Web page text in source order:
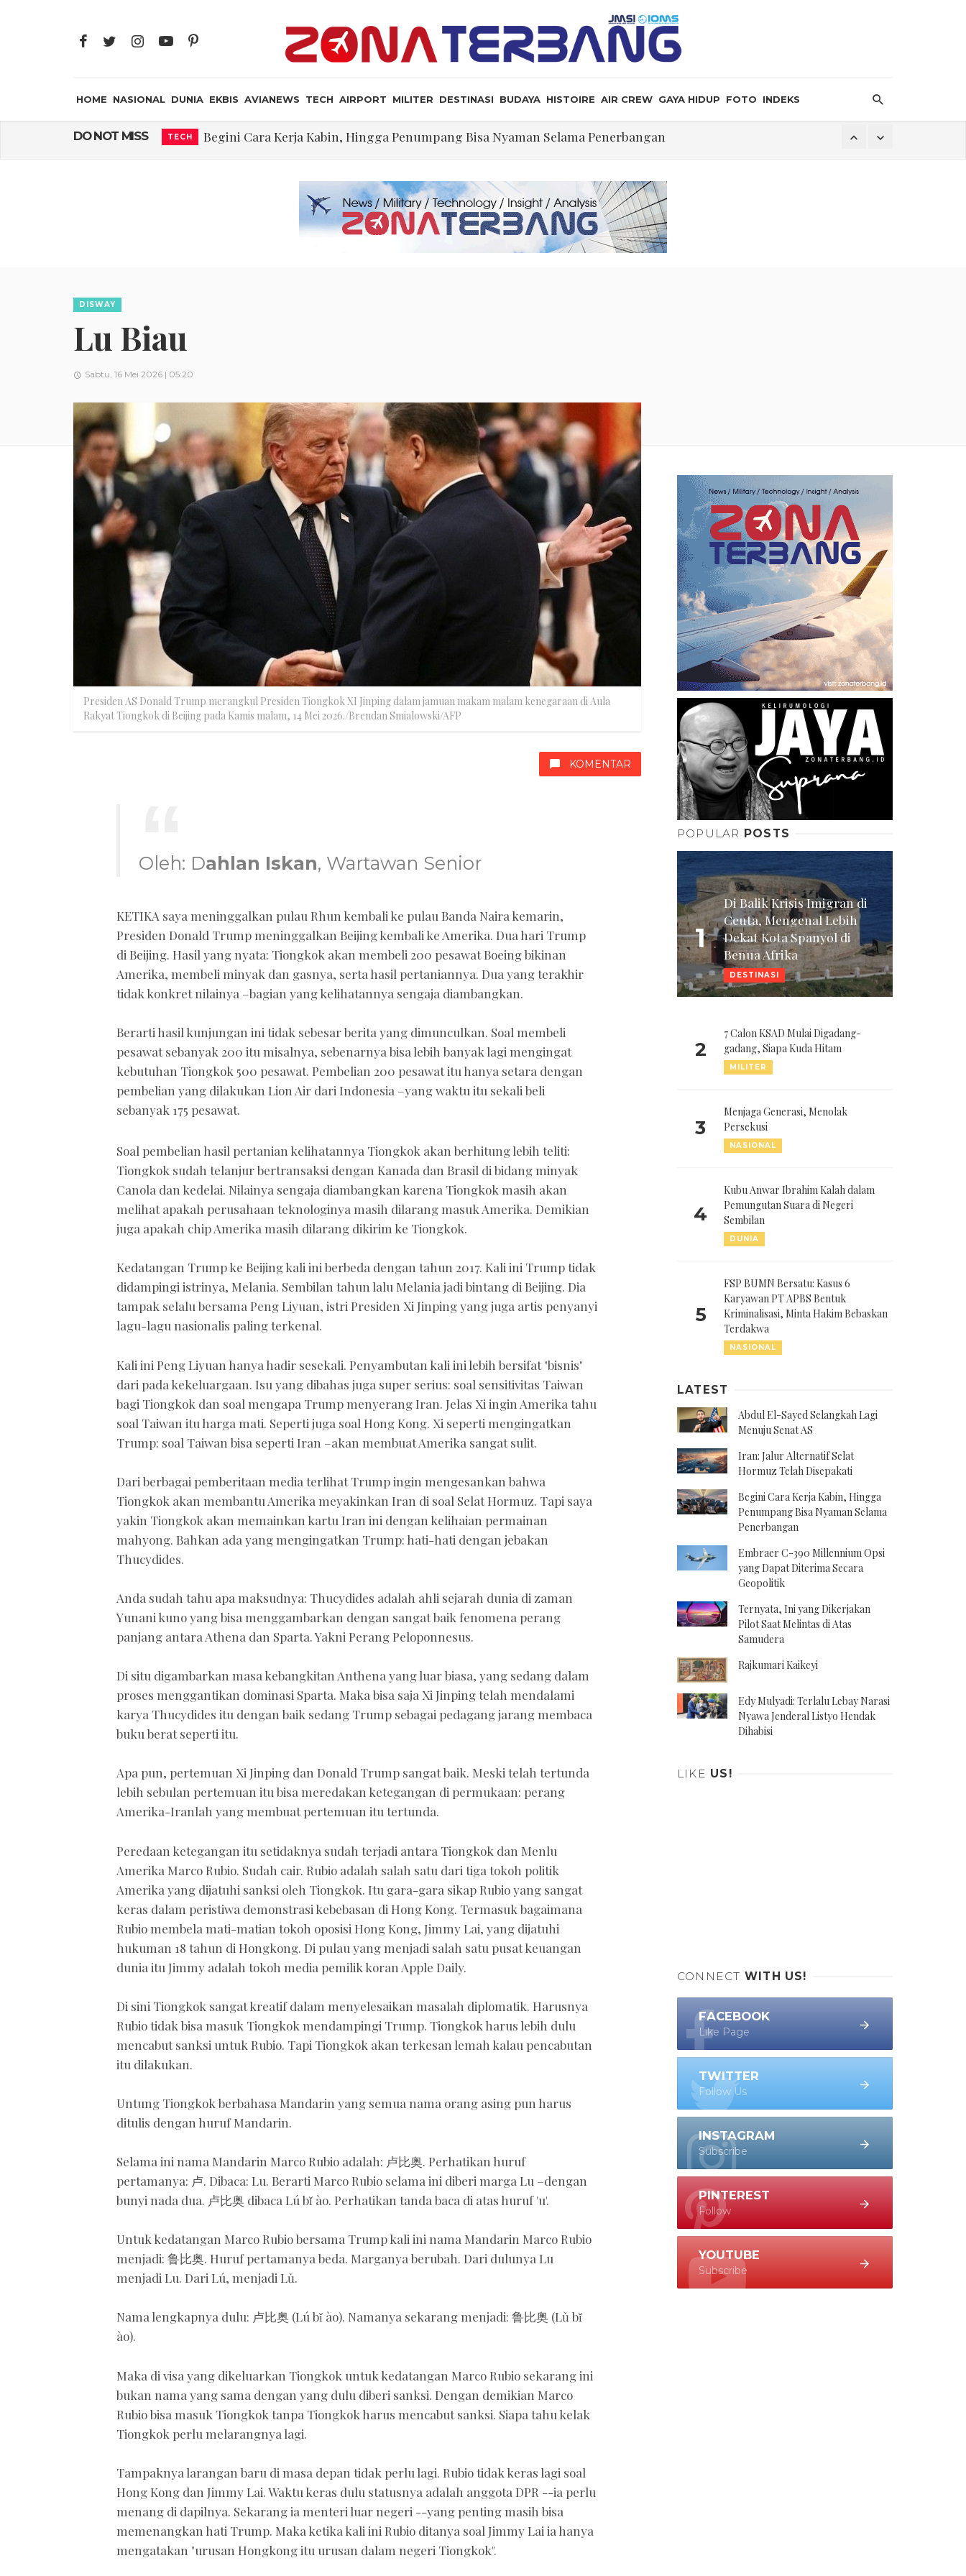
HOME NASIONAL DUNIA EKBIS AVIANEWS TECH AIRPORT MILITER DESTINASI BUDAYA HISTOIRE AIR CREW GAYA HIDUP FOTO INDEKS
DO NOT MISS TECH Begini Cara Kerja Kabin, Hingga Penumpang Bisa Nyaman Selama Penerbangan
Ternyata, Ini yang Dikerjakan Pilot Saat Melintas di Atas Samudera
Rajkumari Kaikeyi
Edy Mulyadi: Terlalu Lebay Narasi Nyawa Jenderal Listyo Hendak Dihabisi
Abdul El-Sayed Selangkah Lagi Menuju Senat AS
DISWAY
Lu Biau
Sabtu, 16 Mei 2026 | 05:20
Presiden AS Donald Trump merangkul Presiden Tiongkok XI Jinping dalam jamuan makam malam kenegaraan di Aula
Rakyat Tiongkok di Beijing pada Kamis malam, 14 Mei 2026./Brendan Smialowski/AFP
KOMENTAR
Oleh: Dahlan Iskan, Wartawan Senior
KETIKA saya meninggalkan pulau Rhun kembali ke pulau Banda Naira kemarin,
Presiden Donald Trump meninggalkan Beijing kembali ke Amerika. Dua hari Trump
di Beijing. Hasil yang nyata: Tiongkok akan membeli 200 pesawat Boeing bikinan
Amerika, membeli minyak dan gasnya, serta hasil pertaniannya. Dua yang terakhir
tidak konkret nilainya –bagian yang kelihatannya sengaja diambangkan.
Berarti hasil kunjungan ini tidak sebesar berita yang dimunculkan. Soal membeli
pesawat sebanyak 200 itu misalnya, sebenarnya bisa lebih banyak lagi mengingat
kebutuhan Tiongkok 500 pesawat. Pembelian 200 pesawat itu hanya setara dengan
pembelian yang dilakukan Lion Air dari Indonesia –yang waktu itu sekali beli
sebanyak 175 pesawat.
Soal pembelian hasil pertanian kelihatannya Tiongkok akan berhitung lebih teliti:
Tiongkok sudah telanjur bertransaksi dengan Kanada dan Brasil di bidang minyak
Canola dan kedelai. Nilainya sengaja diambangkan karena Tiongkok masih akan
melihat apakah perusahaan teknologinya masih dilarang masuk Amerika. Demikian
juga apakah chip Amerika masih dilarang dikirim ke Tiongkok.
Kedatangan Trump ke Beijing kali ini berbeda dengan tahun 2017. Kali ini Trump tidak
didampingi istrinya, Melania. Sembilan tahun lalu Melania jadi bintang di Beijing. Dia
tampak selalu bersama Peng Liyuan, istri Presiden Xi Jinping yang juga artis penyanyi
lagu-lagu nasionalis paling terkenal.
Kali ini Peng Liyuan hanya hadir sesekali. Penyambutan kali ini lebih bersifat "bisnis"
dari pada kekeluargaan. Isu yang dibahas juga super serius: soal sensitivitas Taiwan
bagi Tiongkok dan soal mengapa Trump menyerang Iran. Jelas Xi ingin Amerika tahu
soal Taiwan itu harga mati. Seperti juga soal Hong Kong. Xi seperti mengingatkan
Trump: soal Taiwan bisa seperti Iran –akan membuat Amerika sangat sulit.
Dari berbagai pemberitaan media terlihat Trump ingin mengesankan bahwa
Tiongkok akan membantu Amerika meyakinkan Iran di soal Selat Hormuz. Tapi saya
yakin Tiongkok akan memainkan kartu Iran ini dengan kelihaian permainan
mahyong. Bahkan ada yang mengingatkan Trump: hati-hati dengan jebakan
Thucydides.
Anda sudah tahu apa maksudnya: Thucydides adalah ahli sejarah dunia di zaman
Yunani kuno yang bisa menggambarkan dengan sangat baik fenomena perang
panjang antara Athena dan Sparta. Yakni Perang Peloponnesus.
Di situ digambarkan masa kebangkitan Anthena yang luar biasa, yang sedang dalam
proses menggantikan dominasi Sparta. Maka bisa saja Xi Jinping telah mendalami
karya Thucydides itu dengan baik sedang Trump sebagai pedagang jarang membaca
buku berat seperti itu.
Apa pun, pertemuan Xi Jinping dan Donald Trump sangat baik. Meski telah tertunda
lebih sebulan pertemuan itu bisa meredakan ketegangan di permukaan: perang
Amerika-Iranlah yang membuat pertemuan itu tertunda.
Peredaan ketegangan itu setidaknya sudah terjadi antara Tiongkok dan Menlu
Amerika Marco Rubio. Sudah cair. Rubio adalah salah satu dari tiga tokoh politik
Amerika yang dijatuhi sanksi oleh Tiongkok. Itu gara-gara sikap Rubio yang sangat
keras dalam peristiwa demonstrasi kebebasan di Hong Kong. Termasuk bagaimana
Rubio membela mati-matian tokoh oposisi Hong Kong, Jimmy Lai, yang dijatuhi
hukuman 18 tahun di Hongkong. Di pulau yang menjadi salah satu pusat keuangan
dunia itu Jimmy adalah tokoh media pemilik koran Apple Daily.
Di sini Tiongkok sangat kreatif dalam menyelesaikan masalah diplomatik. Harusnya
Rubio tidak bisa masuk Tiongkok mendampingi Trump. Tiongkok harus lebih dulu
mencabut sanksi untuk Rubio. Tapi Tiongkok akan terkesan lemah kalau pencabutan
itu dilakukan.
Untung Tiongkok berbahasa Mandarin yang semua nama orang asing pun harus
ditulis dengan huruf Mandarin.
Selama ini nama Mandarin Marco Rubio adalah: 卢比奥. Perhatikan huruf
pertamanya: 卢. Dibaca: Lu. Berarti Marco Rubio selama ini diberi marga Lu –dengan
bunyi nada dua. 卢比奥 dibaca Lú bǐ ào. Perhatikan tanda baca di atas huruf 'u'.
Untuk kedatangan Marco Rubio bersama Trump kali ini nama Mandarin Marco Rubio
menjadi: 鲁比奥. Huruf pertamanya beda. Marganya berubah. Dari dulunya Lu
menjadi Lu. Dari Lú, menjadi Lǔ.
Nama lengkapnya dulu: 卢比奥 (Lú bǐ ào). Namanya sekarang menjadi: 鲁比奥 (Lǔ bǐ
ào).
Maka di visa yang dikeluarkan Tiongkok untuk kedatangan Marco Rubio sekarang ini
bukan nama yang sama dengan yang dulu diberi sanksi. Dengan demikian Marco
Rubio bisa masuk Tiongkok tanpa Tiongkok harus mencabut sanksi. Siapa tahu kelak
Tiongkok perlu melarangnya lagi.
Tampaknya larangan baru di masa depan tidak perlu lagi. Rubio tidak keras lagi soal
Hong Kong dan Jimmy Lai. Waktu keras dulu statusnya adalah anggota DPR --ia perlu
menang di dapilnya. Sekarang ia menteri luar negeri --yang penting masih bisa
memenangkan hati Trump. Maka ketika kali ini Rubio ditanya soal Jimmy Lai ia hanya
mengatakan "urusan Hongkong itu urusan dalam negeri Tiongkok".
POPULAR POSTS
1
Di Balik Krisis Imigran di
Ceuta, Mengenal Lebih
Dekat Kota Spanyol di
Benua Afrika
DESTINASI
2
7 Calon KSAD Mulai Digadang-
gadang, Siapa Kuda Hitam
MILITER
3
Menjaga Generasi, Menolak
Persekusi
NASIONAL
4
Kubu Anwar Ibrahim Kalah dalam
Pemungutan Suara di Negeri
Sembilan
DUNIA
5
FSP BUMN Bersatu: Kasus 6
Karyawan PT APBS Bentuk
Kriminalisasi, Minta Hakim Bebaskan
Terdakwa
NASIONAL
LATEST
Abdul El-Sayed Selangkah Lagi
Menuju Senat AS
Iran: Jalur Alternatif Selat
Hormuz Telah Disepakati
Begini Cara Kerja Kabin, Hingga
Penumpang Bisa Nyaman Selama
Penerbangan
Embraer C-390 Millennium Opsi
yang Dapat Diterima Secara
Geopolitik
Ternyata, Ini yang Dikerjakan
Pilot Saat Melintas di Atas
Samudera
Rajkumari Kaikeyi
Edy Mulyadi: Terlalu Lebay Narasi
Nyawa Jenderal Listyo Hendak
Dihabisi
LIKE US!
CONNECT WITH US!
FACEBOOK
Like Page
TWITTER
Follow Us
INSTAGRAM
Subscribe
PINTEREST
Follow
YOUTUBE
Subscribe